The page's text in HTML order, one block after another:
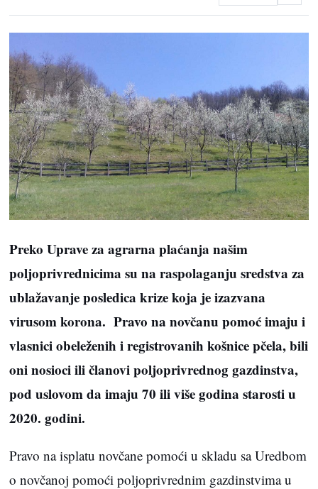
Preko Uprave za agrarna plaćanja našim
poljoprivrednicima su na raspolaganju sredstva za
ublažavanje posledica krize koja je izazvana
virusom korona. Pravo na novčanu pomoć imaju i
vlasnici obeleženih i registrovanih košnice pčela, bili
oni nosioci ili članovi poljoprivrednog gazdinstva,
pod uslovom da imaju 70 ili više godina starosti u
2020. godini.
Pravo na isplatu novčane pomoći u skladu sa Uredbom
o novčanoj pomoći poljoprivrednim gazdinstvima u